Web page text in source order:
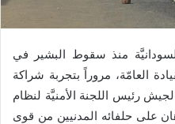
منذ سقوط البشير في
القيادة العامّة، مروراً بتجربة شراكة
رئيس اللجنة الأمنيَّة لنظام
على حلفائه المدنيين من قوى